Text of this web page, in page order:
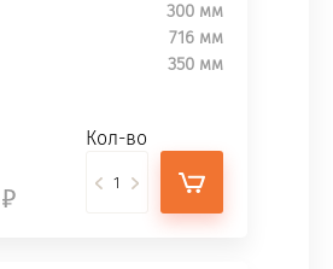
300 мм
716 мм
350 мм
Кол-во